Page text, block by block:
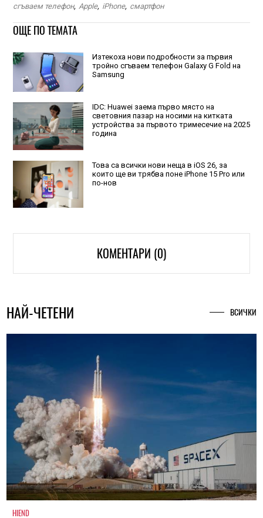
сгъваем телефон, Apple, iPhone, смартфон
ОЩЕ ПО ТЕМАТА
Изтекоха нови подробности за първия
тройно сгъваем телефон Galaxy G Fold на
Samsung
IDC: Huawei заема първо място на
световния пазар на носими на китката
устройства за първото тримесечие на 2025
година
Това са всички нови неща в iOS 26, за
които ще ви трябва поне iPhone 15 Pro или
по-нов
КОМЕНТАРИ (0)
НАЙ-ЧЕТЕНИ ВСИЧКИ
HIEND